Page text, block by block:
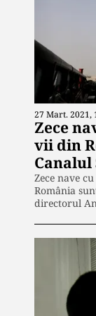
27 Mart. 2021,
Zece
vii din
Canalul
Zece nave
România
directorul